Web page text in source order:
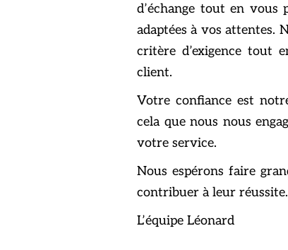
d’échange tout en vous
adaptées à vos attentes.
critère d’exigence tout
client.
Votre confiance est
cela que nous nous
votre service.
Nous espérons faire
contribuer à leur
L’équipe Léonard